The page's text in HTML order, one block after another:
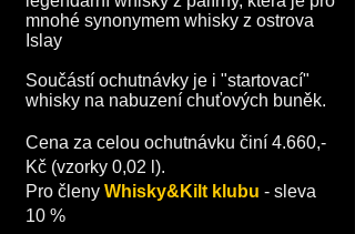
mnohé synonymem whisky z ostrova
Islay
Součástí ochutnávky je i "startovací"
whisky na nabuzení chuťových buněk.
Cena za celou ochutnávku činí 4.660,-
Kč (vzorky 0,02 l).
Pro členy Whisky&Kilt klubu - sleva
10 %